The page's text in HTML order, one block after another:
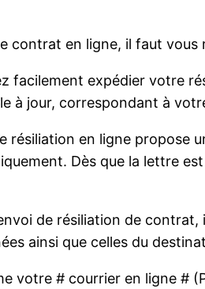
en ligne, il faut vous
facilement expédier votre
à jour, correspondant à
résiliation en ligne propose
Dès que la lettre
de résiliation de
ainsi que celles du
votre # courrier en ligne #